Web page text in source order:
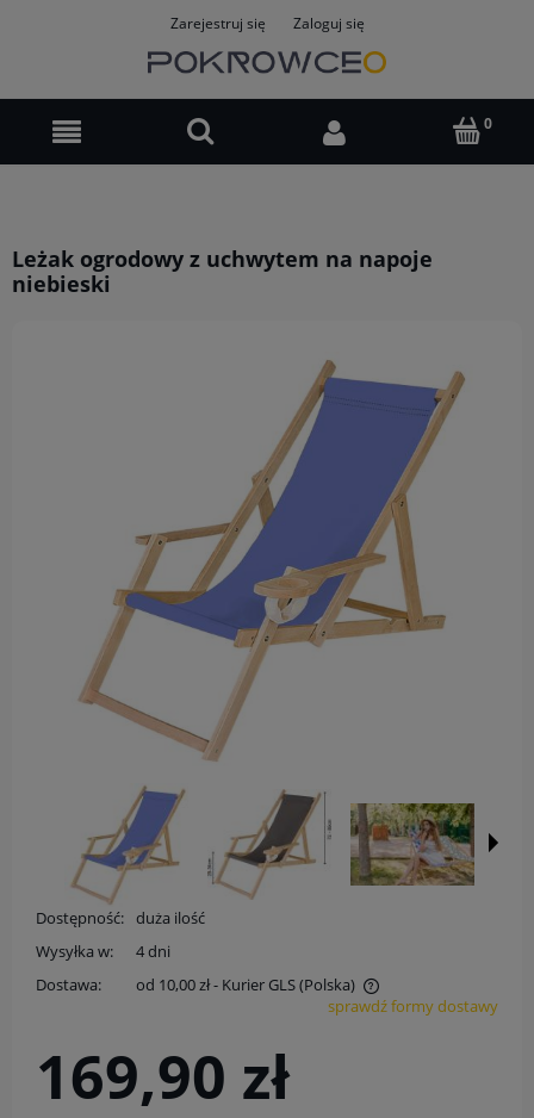
Zarejestruj się Zaloguj się
Leżak ogrodowy z uchwytem na napoje
niebieski
Dostępność: duża ilość
Wysyłka w:
4 dni
Dostawa:
od 10,00 zł- Kurier GLS(Polska)
Cena nie zawiera ewentualnych kosztów płatnościsprawdź formy dostawy
169,90 zł